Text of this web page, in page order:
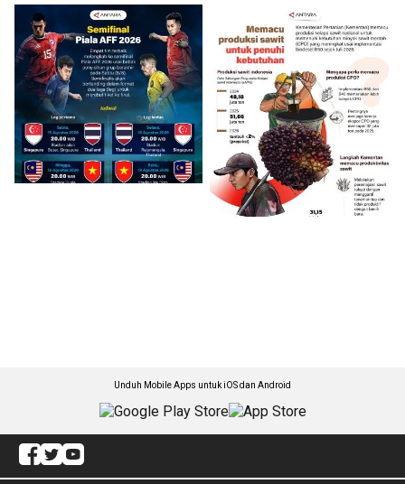
Unduh Mobile Apps untuk iOS dan Android